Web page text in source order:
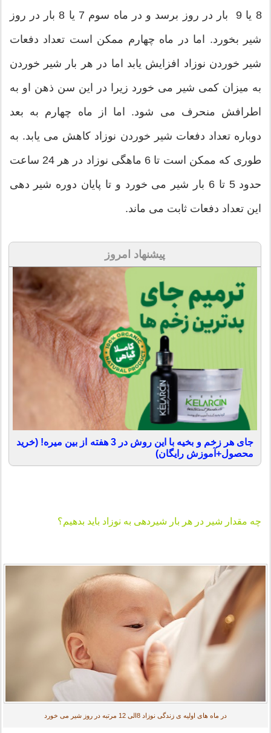
8 یا 9 بار در روز برسد و در ماه سوم 7 یا 8 بار در روز
شیر بخورد. اما در ماه چهارم ممکن است تعداد دفعات
شیر خوردن نوزاد افزایش یابد اما در هر بار شیر خوردن
به میزان کمی شیر می خورد زیرا در این سن ذهن او به
اطرافش منحرف می شود. اما از ماه چهارم به بعد
دوباره تعداد دفعات شیر خوردن نوزاد کاهش می یابد. به
طوری که ممکن است تا 6 ماهگی نوزاد در هر 24 ساعت
حدود 5 تا 6 بار شیر می خورد و تا پایان دوره شیر دهی
این تعداد دفعات ثابت می ماند.
پیشنهاد امروز
جای هر زخم و بخیه با این روش در 3 هفته از بین میره! (خرید
محصول+آموزش رایگان)
چه مقدار شیر در هر بار شیردهی به نوزاد باید بدهیم؟
در ماه های اولیه ی زندگی نوزاد 8الی 12 مرتبه در روز شیر می خورد